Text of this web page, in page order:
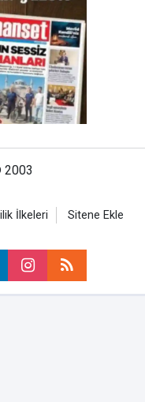
2003
İlkeleri Sitene Ekle